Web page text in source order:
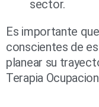
sector.
Es importante
conscientes de
planear su
Terapia